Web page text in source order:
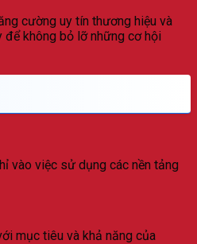
cường uy tín thương hiệu và
để không bỏ lỡ những cơ hội
vào việc sử dụng các nền tảng
mục tiêu và khả năng của